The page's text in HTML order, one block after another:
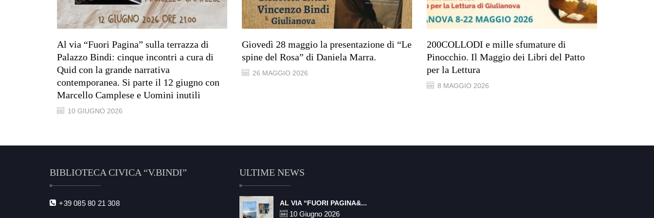
Al via “Fuori Pagina” sulla terrazza di
Palazzo Bindi: cinque incontri a cura di
Quid con la grande narrativa
contemporanea. Si parte il 12 giugno con
Marcello Camplese e Uomini inutili
10 GIUGNO 2026
Giovedì 28 maggio la presentazione di “Le
spine del Rosa” di Daniela Marra.
26 MAGGIO 2026
200COLLODI e mille sfumature di
Pinocchio. Il Maggio dei Libri del Patto
per la Lettura
8 MAGGIO 2026
BIBLIOTECA CIVICA “V.BINDI”
+39 085 80 21 308
ULTIME NEWS
AL VIA “FUORI PAGINA&...
10 Giugno 2026